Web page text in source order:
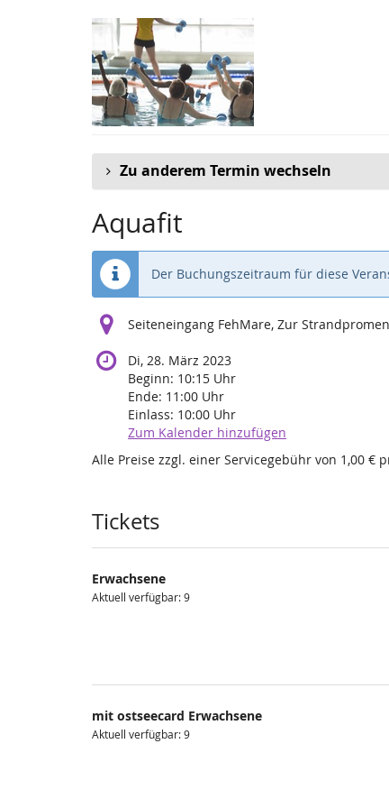
Zu anderem Termin wechseln
Aquafit
Der Buchungszeitraum für diese
Seiteneingang FehMare, Zur
Di, 28. März 2023
Beginn: 10:15 Uhr
Ende: 11:00 Uhr
Einlass: 10:00 Uhr
Zum Kalender hinzufügen
Alle Preise zzgl. einer Servicegebühr von 1,00 €
Produkte
Tickets
Erwachsene
Aktuell verfügbar: 9
mit ostseecard Erwachsene
Aktuell verfügbar: 9